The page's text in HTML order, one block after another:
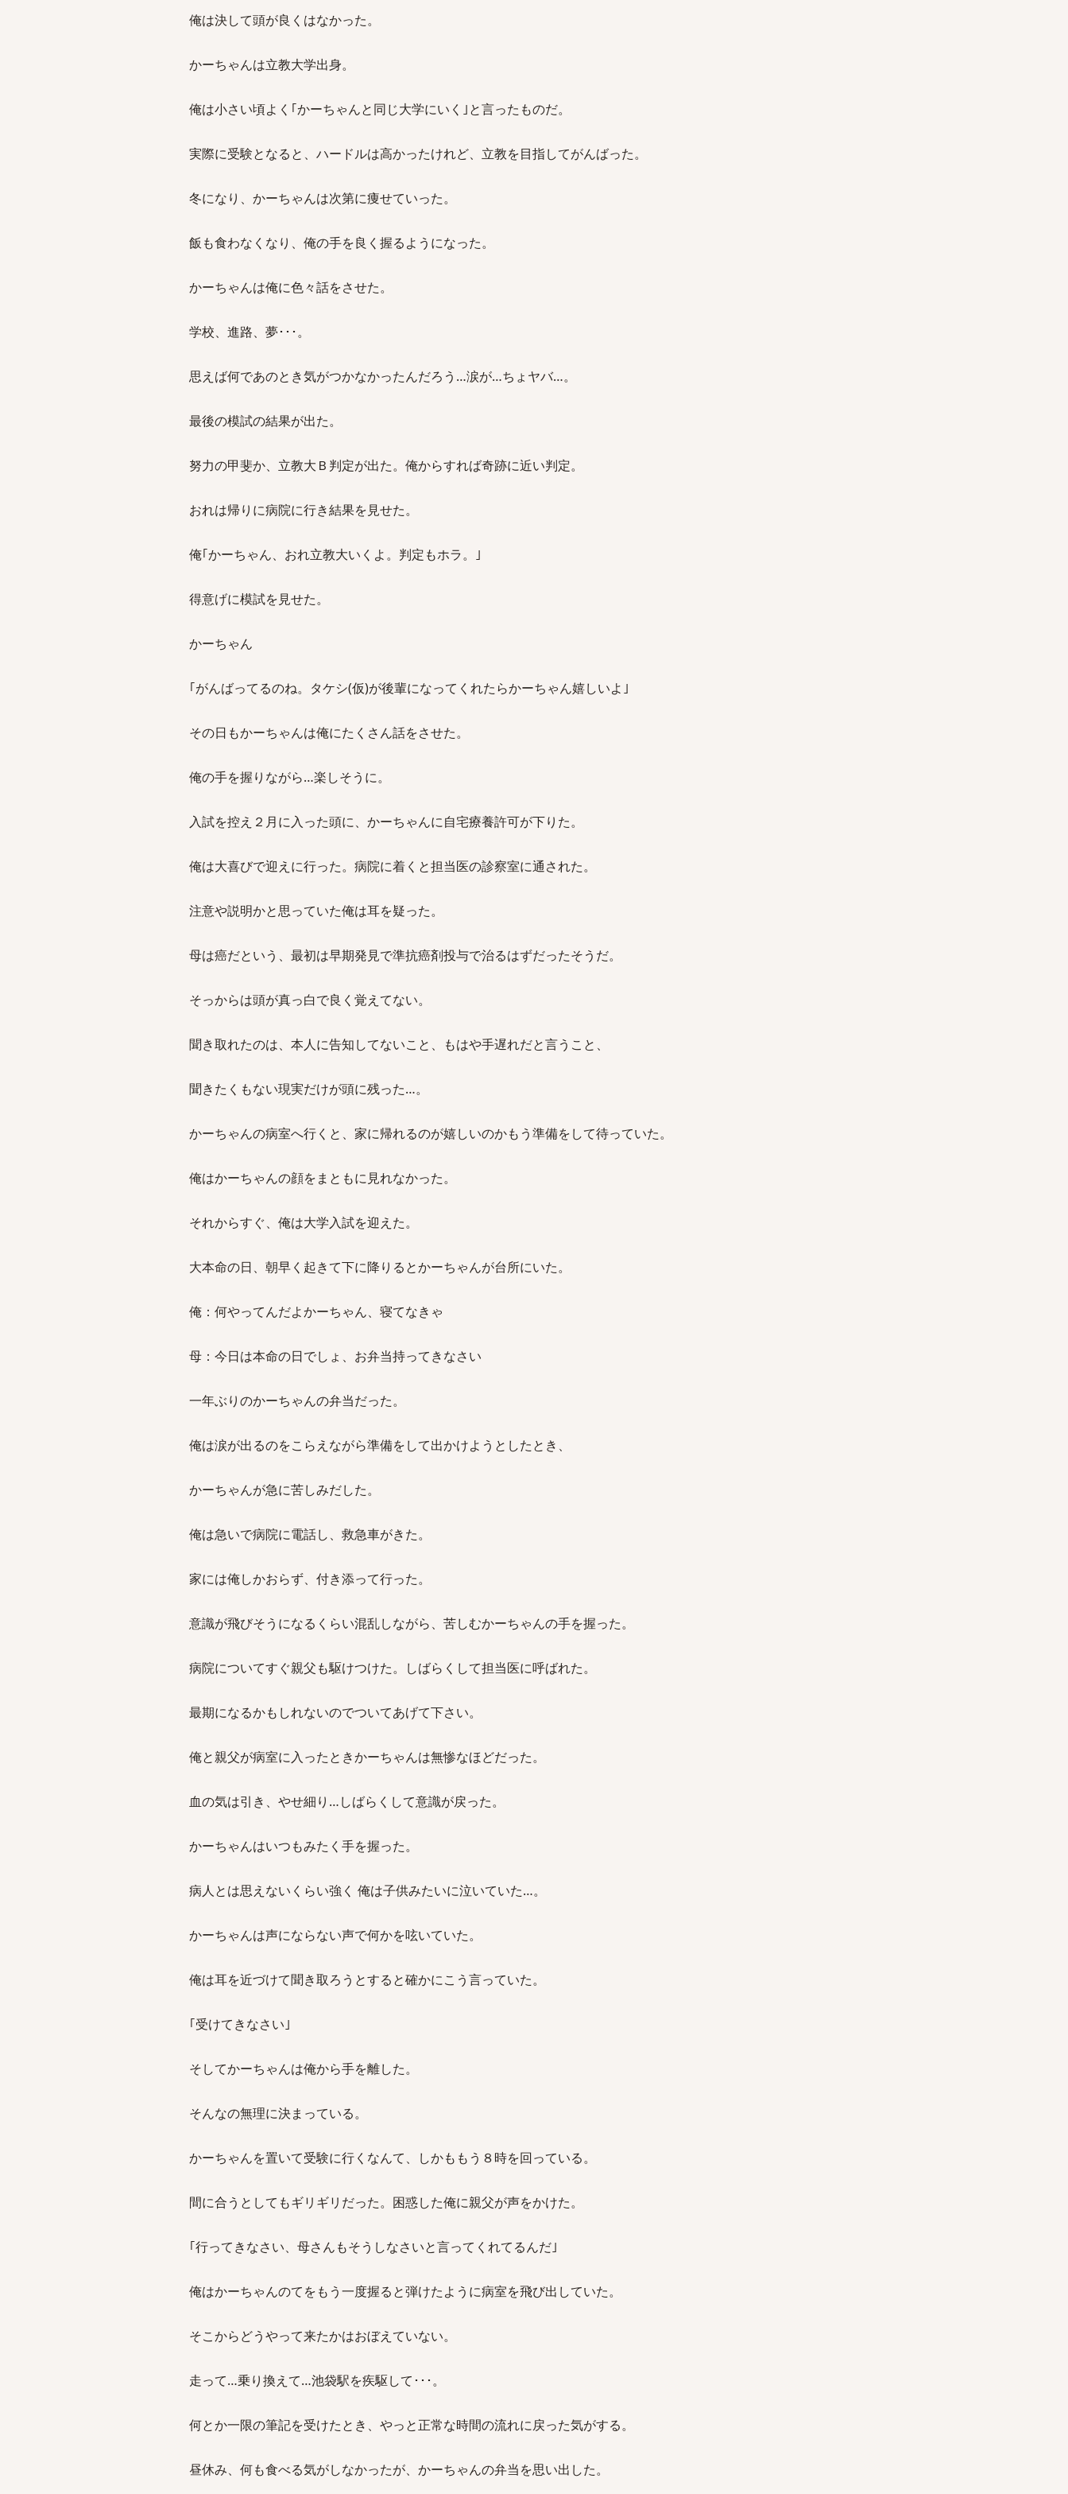
俺は決して頭が良くはなかった。
かーちゃんは立教大学出身。
俺は小さい頃よく｢かーちゃんと同じ大学にいく｣と言ったものだ。
実際に受験となると、ハードルは高かったけれど、立教を目指してがんばった。
冬になり、かーちゃんは次第に痩せていった。
飯も食わなくなり、俺の手を良く握るようになった。
かーちゃんは俺に色々話をさせた。
学校、進路、夢･･･。
思えば何であのとき気がつかなかったんだろう…涙が…ちょヤバ…。
最後の模試の結果が出た。
努力の甲斐か、立教大Ｂ判定が出た。俺からすれば奇跡に近い判定。
おれは帰りに病院に行き結果を見せた。
俺｢かーちゃん、おれ立教大いくよ。判定もホラ。｣
得意げに模試を見せた。
かーちゃん
｢がんばってるのね。タケシ(仮)が後輩になってくれたらかーちゃん嬉しいよ｣
その日もかーちゃんは俺にたくさん話をさせた。
俺の手を握りながら…楽しそうに。
入試を控え２月に入った頭に、かーちゃんに自宅療養許可が下りた。
俺は大喜びで迎えに行った。病院に着くと担当医の診察室に通された。
注意や説明かと思っていた俺は耳を疑った。
母は癌だという、最初は早期発見で準抗癌剤投与で治るはずだったそうだ。
そっからは頭が真っ白で良く覚えてない。
聞き取れたのは、本人に告知してないこと、もはや手遅れだと言うこと、
聞きたくもない現実だけが頭に残った…。
かーちゃんの病室へ行くと、家に帰れるのが嬉しいのかもう準備をして待っていた。
俺はかーちゃんの顔をまともに見れなかった。
それからすぐ、俺は大学入試を迎えた。
大本命の日、朝早く起きて下に降りるとかーちゃんが台所にいた。
俺：何やってんだよかーちゃん、寝てなきゃ
母：今日は本命の日でしょ、お弁当持ってきなさい
一年ぶりのかーちゃんの弁当だった。
俺は涙が出るのをこらえながら準備をして出かけようとしたとき、
かーちゃんが急に苦しみだした。
俺は急いで病院に電話し、救急車がきた。
家には俺しかおらず、付き添って行った。
意識が飛びそうになるくらい混乱しながら、苦しむかーちゃんの手を握った。
病院についてすぐ親父も駆けつけた。しばらくして担当医に呼ばれた。
最期になるかもしれないのでついてあげて下さい。
俺と親父が病室に入ったときかーちゃんは無惨なほどだった。
血の気は引き、やせ細り…しばらくして意識が戻った。
かーちゃんはいつもみたく手を握った。
病人とは思えないくらい強く 俺は子供みたいに泣いていた…。
かーちゃんは声にならない声で何かを呟いていた。
俺は耳を近づけて聞き取ろうとすると確かにこう言っていた。
｢受けてきなさい｣
そしてかーちゃんは俺から手を離した。
そんなの無理に決まっている。
かーちゃんを置いて受験に行くなんて、しかももう８時を回っている。
間に合うとしてもギリギリだった。困惑した俺に親父が声をかけた。
｢行ってきなさい、母さんもそうしなさいと言ってくれてるんだ｣
俺はかーちゃんのてをもう一度握ると弾けたように病室を飛び出していた。
そこからどうやって来たかはおぼえていない。
走って…乗り換えて…池袋駅を疾駆して･･･。
何とか一限の筆記を受けたとき、やっと正常な時間の流れに戻った気がする。
昼休み、何も食べる気がしなかったが、かーちゃんの弁当を思い出した。